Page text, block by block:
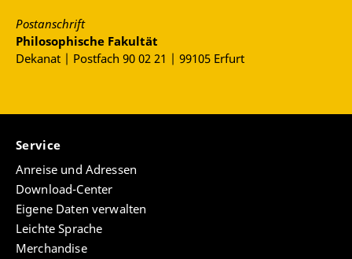
Postanschrift
Philosophische Fakultät
Dekanat | Postfach 90 02 21 | 99105 Erfurt
Service
Anreise und Adressen
Download-Center
Eigene Daten verwalten
Leichte Sprache
Merchandise